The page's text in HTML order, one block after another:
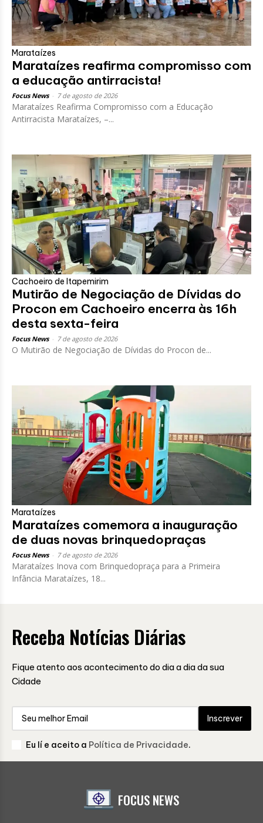
Marataízes
Marataízes reafirma compromisso com
a educação antirracista!
Focus News 7 de agosto de 2026
Marataízes Reafirma Compromisso com a Educação
Antirracista Marataízes, –...
Cachoeiro de Itapemirim
Mutirão de Negociação de Dívidas do
Procon em Cachoeiro encerra às 16h
desta sexta-feira
Focus News 7 de agosto de 2026
O Mutirão de Negociação de Dívidas do Procon de...
Marataízes
Marataízes comemora a inauguração
de duas novas brinquedopraças
Focus News 7 de agosto de 2026
Marataízes Inova com Brinquedopraça para a Primeira
Infância Marataízes, 18...
Receba Notícias Diárias
Fique atento aos acontecimento do dia a dia da sua
Cidade
Inscrever
Eu lí e aceito a Política de Privacidade.
FOCUS NEWS